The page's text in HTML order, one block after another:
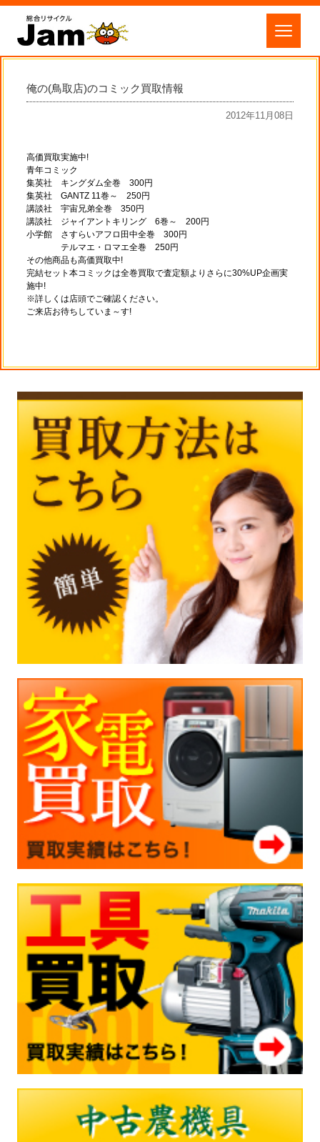
俺の(鳥取店)のコミック買取情報
2012年11月08日
高価買取実施中!
青年コミック
集英社 キングダム全巻 300円
集英社 GANTZ 11巻～ 250円
講談社 宇宙兄弟全巻 350円
講談社 ジャイアントキリング 6巻～ 200円
小学館 さすらいアフロ田中全巻 300円
テルマエ・ロマエ全巻 250円
その他商品も高価買取中!
完結セット本コミックは全巻買取で査定額よりさらに30%UP企画実
施中!
※詳しくは店頭でご確認ください。
ご来店お待ちしていま～す!